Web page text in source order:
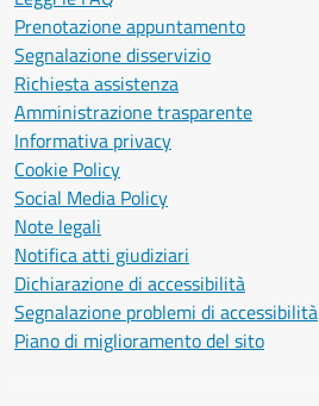
Prenotazione appuntamento
Segnalazione disservizio
Richiesta assistenza
Amministrazione trasparente
Informativa privacy
Cookie Policy
Social Media Policy
Note legali
Notifica atti giudiziari
Dichiarazione di accessibilità
Segnalazione problemi di accessibilità
Piano di miglioramento del sito